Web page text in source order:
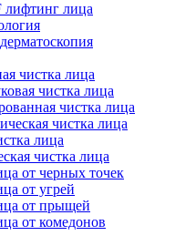
лифтинг лица
чистка лица
чистка лица
чистка лица
чистка лица
лица
чистка лица
от черных точек
от угрей
от прыщей
от комедонов